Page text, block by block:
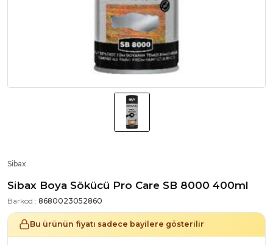
Sibax
Sibax Boya Sökücü Pro Care SB 8000 400ml
Barkod : 8680023052860
Bu ürünün fiyatı sadece bayilere gösterilir